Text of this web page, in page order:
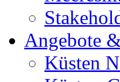
Angebote
Küsten